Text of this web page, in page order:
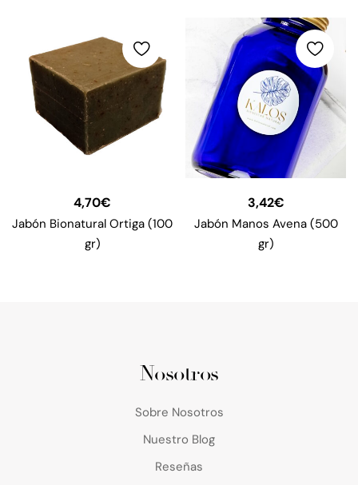
4,70€
Jabón Bionatural Ortiga (100
gr)
3,42€
Jabón Manos Avena (500
gr)
Nosotros
Sobre Nosotros
Nuestro Blog
Reseñas